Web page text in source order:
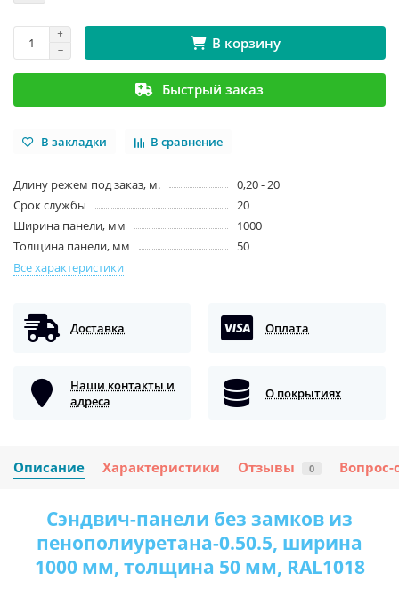
В корзину
Быстрый заказ
В закладки В сравнение
Длину режем под заказ, м.
0,20 - 20
Срок службы
20
Ширина панели, мм
1000
Толщина панели, мм
50
Все характеристики
Доставка Оплата
Наши контакты и
адреса
О покрытиях
Описание Характеристики Отзывы 0 Вопрос-
Сэндвич-панели без замков из
пенополиуретана-0.50.5, ширина
1000 мм, толщина 50 мм, RAL1018